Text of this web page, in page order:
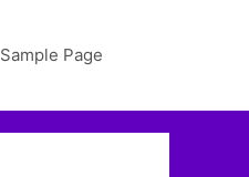
Sample Page